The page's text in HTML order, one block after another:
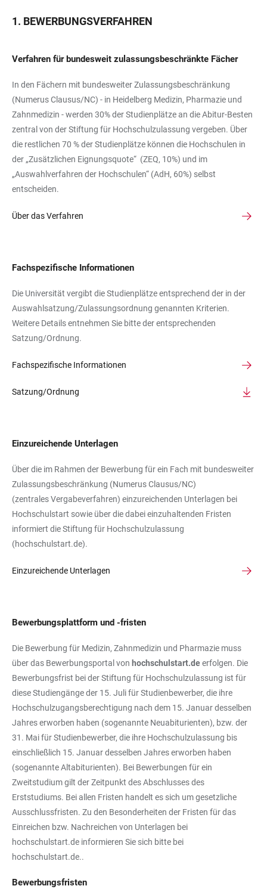
BEWERBUNGSVERFAHREN
Verfahren für bundesweit zulassungsbeschränkte Fächer
In den Fächern mit bundesweiter Zulassungsbeschränkung
(Numerus Clausus/NC) - in Heidelberg Medizin, Pharmazie und
Zahnmedizin - werden 30% der Studienplätze an die Abitur-Besten
zentral von der Stiftung für Hochschulzulassung vergeben. Über
die restlichen 70 % der Studienplätze können die Hochschulen in
der „Zusätzlichen Eignungsquote“ (ZEQ, 10%) und im
„Auswahlverfahren der Hochschulen“ (AdH, 60%) selbst
entscheiden.
Über das Verfahren
Fachspezifische Informationen
Die Universität vergibt die Studienplätze entsprechend der in der
Auswahlsatzung/Zulassungsordnung genannten Kriterien.
Weitere Details entnehmen Sie bitte der entsprechenden
Satzung/Ordnung.
Fachspezifische Informationen
Satzung/Ordnung
Einzureichende Unterlagen
Über die im Rahmen der Bewerbung für ein Fach mit bundesweiter
Zulassungsbeschränkung (Numerus Clausus/NC)
(zentrales Vergabeverfahren) einzureichenden Unterlagen bei
Hochschulstart sowie über die dabei einzuhaltenden Fristen
informiert die Stiftung für Hochschulzulassung
(hochschulstart.de).
Einzureichende Unterlagen
Bewerbungsplattform und -fristen
Die Bewerbung für Medizin, Zahnmedizin und Pharmazie muss
über das Bewerbungsportal von hochschulstart.deerfolgen. Die
Bewerbungsfrist bei der Stiftung für Hochschulzulassung ist für
diese Studiengänge der 15. Juli für Studienbewerber, die ihre
Hochschulzugangsberechtigung nach dem 15. Januar desselben
Jahres erworben haben (sogenannte Neuabiturienten), bzw. der
31. Mai für Studienbewerber, die ihre Hochschulzulassung bis
einschließlich 15. Januar desselben Jahres erworben haben
(sogenannte Altabiturienten). Bei Bewerbungen für ein
Zweitstudium gilt der Zeitpunkt des Abschlusses des
Erststudiums. Bei allen Fristen handelt es sich um gesetzliche
Ausschlussfristen. Zu den Besonderheiten der Fristen für das
Einreichen bzw. Nachreichen von Unterlagen bei
hochschulstart.de informieren Sie sich bitte bei
hochschulstart.de..
Bewerbungsfristen